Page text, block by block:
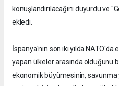
konuşlandırılacağını duyurdu ve
ekledi.
İspanya'nın son iki yılda NATO'da
yapan ülkeler arasında olduğunu
ekonomik büyümesinin,